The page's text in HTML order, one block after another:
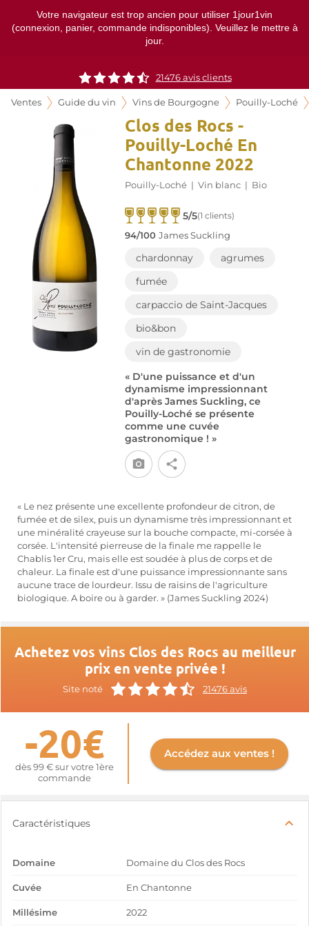
Votre navigateur est trop ancien pour utiliser 1jour1vin
(connexion, panier, commande indisponibles). Veuillez le mettre à
jour.
21476avis clients
Ventes Guide du vin Vins de Bourgogne Pouilly-Loché
Clos des Rocs -
Pouilly-Loché En
Chantonne 2022
Pouilly-Loché | Vin blanc | Bio
5/5(1 clients)
94/100 James Suckling
chardonnay
agrumes
fumée
carpaccio de Saint-Jacques
bio&bon
vin de gastronomie
« D'une puissance et d'un
dynamisme impressionnant
d'après James Suckling, ce
Pouilly-Loché se présente
comme une cuvée
gastronomique ! »
« Le nez présente une excellente profondeur de citron, de
fumée et de silex, puis un dynamisme très impressionnant et
une minéralité crayeuse sur la bouche compacte, mi-corsée à
corsée. L'intensité pierreuse de la finale me rappelle le
Chablis 1er Cru, mais elle est soudée à plus de corps et de
chaleur. La finale est d'une puissance impressionnante sans
aucune trace de lourdeur. Issu de raisins de l'agriculture
biologique. A boire ou à garder. » (James Suckling 2024)
Achetez vos vins Clos des Rocs au meilleur
prix en vente privée !
Site noté 21476 avis
-20€
dès 99 € sur votre 1ère
commande
Accédez aux ventes !
Caractéristiques
Domaine Domaine du Clos des Rocs
Cuvée En Chantonne
Millésime 2022